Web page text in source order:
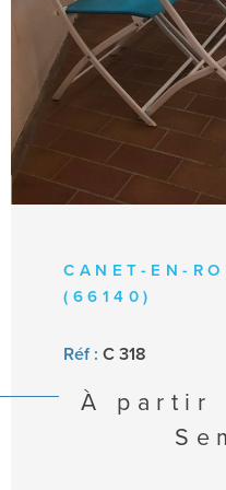
CANET-EN-
(66140)
Réf : C 318
À partir